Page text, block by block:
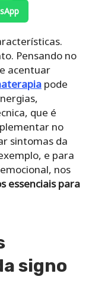
Pensando no
acentuar
pode
que é
no
sintomas da
e para
nos
essenciais para
signo